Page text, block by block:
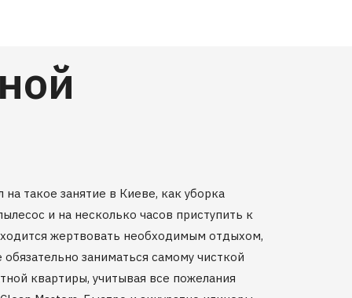
такое занятие в Киеве, как уборка
и на несколько часов приступить к
жертвовать необходимым отдыхом,
заниматься самому чисткой
квартиры, учитывая все пожелания